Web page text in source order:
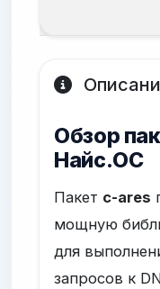
Обзор
Найс.ОС
Пакет c-ares
мощную
для
запросов к